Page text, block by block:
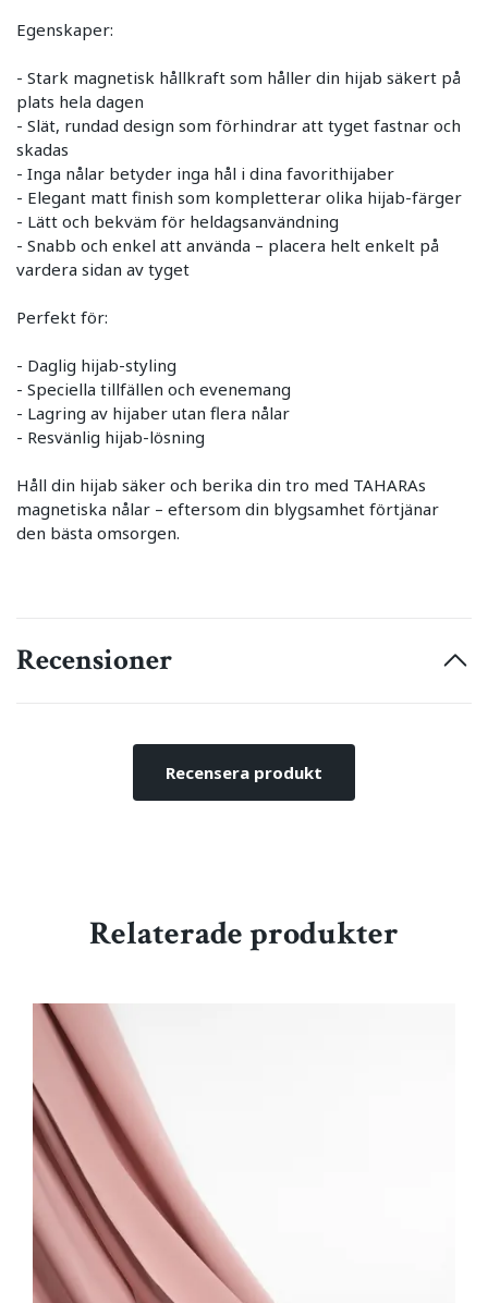
Egenskaper:
- Stark magnetisk hållkraft som håller din hijab säkert på
plats hela dagen
- Slät, rundad design som förhindrar att tyget fastnar och
skadas
- Inga nålar betyder inga hål i dina favorithijaber
- Elegant matt finish som kompletterar olika hijab-färger
- Lätt och bekväm för heldagsanvändning
- Snabb och enkel att använda – placera helt enkelt på
vardera sidan av tyget
Perfekt för:
- Daglig hijab-styling
- Speciella tillfällen och evenemang
- Lagring av hijaber utan flera nålar
- Resvänlig hijab-lösning
Håll din hijab säker och berika din tro med TAHARAs
magnetiska nålar – eftersom din blygsamhet förtjänar
den bästa omsorgen.
Recensioner
Recensera produkt
Relaterade produkter